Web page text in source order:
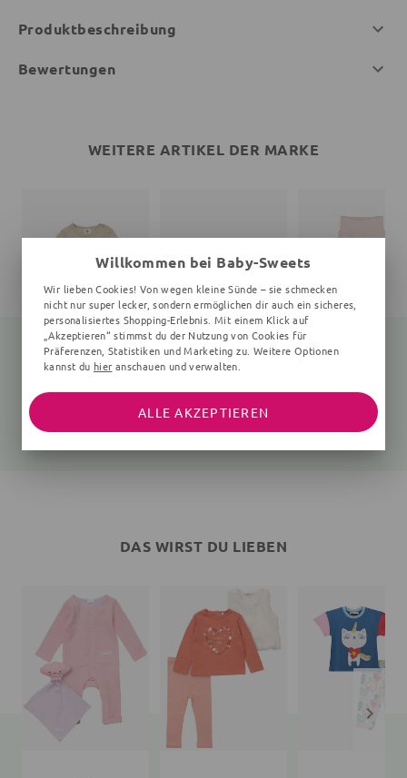
Produktbeschreibung
Bewertungen
WEITERE ARTIKEL DER MARKE
Langarmbody
Unifarben, beige
26,91 €
Print
25,35 € 27,90 €
Babyhose
Unifarben, rosa
24,90 €
DAS WIRST DU LIEBEN
Willkommen bei Baby-Sweets
Wir lieben Cookies! Von wegen kleine Sünde – sie schmecken
nicht nur super lecker, sondern ermöglichen dir auch ein sicheres,
personalisiertes Shopping-Erlebnis. Mit einem Klick auf
„Akzeptieren“ stimmst du der Nutzung von Cookies für
Präferenzen, Statistiken und Marketing zu. Weitere Optionen
kannst du hier anschauen und verwalten.
ALLE AKZEPTIEREN